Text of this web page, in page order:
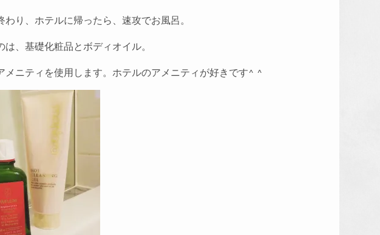
わり、ホテルに帰ったら、速攻でお風呂。
、基礎化粧品とボディオイル。
メニティを使用します。ホテルのアメニティが好きです^ ^